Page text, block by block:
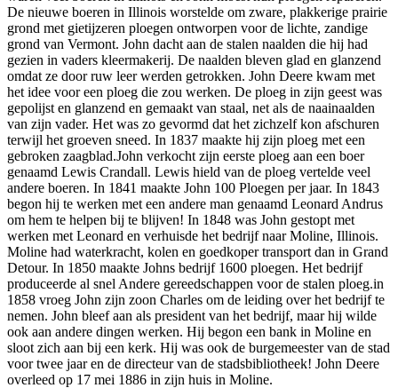
De nieuwe boeren in Illinois worstelde om zware, plakkerige prairie
grond met gietijzeren ploegen ontworpen voor de lichte, zandige
grond van Vermont. John dacht aan de stalen naalden die hij had
gezien in vaders kleermakerij. De naalden bleven glad en glanzend
omdat ze door ruw leer werden getrokken. John Deere kwam met
het idee voor een ploeg die zou werken. De ploeg in zijn geest was
gepolijst en glanzend en gemaakt van staal, net als de naainaalden
van zijn vader. Het was zo gevormd dat het zichzelf kon afschuren
terwijl het groeven sneed. In 1837 maakte hij zijn ploeg met een
gebroken zaagblad.John verkocht zijn eerste ploeg aan een boer
genaamd Lewis Crandall. Lewis hield van de ploeg vertelde veel
andere boeren. In 1841 maakte John 100 Ploegen per jaar. In 1843
begon hij te werken met een andere man genaamd Leonard Andrus
om hem te helpen bij te blijven! In 1848 was John gestopt met
werken met Leonard en verhuisde het bedrijf naar Moline, Illinois.
Moline had waterkracht, kolen en goedkoper transport dan in Grand
Detour. In 1850 maakte Johns bedrijf 1600 ploegen. Het bedrijf
produceerde al snel Andere gereedschappen voor de stalen ploeg.in
1858 vroeg John zijn zoon Charles om de leiding over het bedrijf te
nemen. John bleef aan als president van het bedrijf, maar hij wilde
ook aan andere dingen werken. Hij begon een bank in Moline en
sloot zich aan bij een kerk. Hij was ook de burgemeester van de stad
voor twee jaar en de directeur van de stadsbibliotheek! John Deere
overleed op 17 mei 1886 in zijn huis in Moline.